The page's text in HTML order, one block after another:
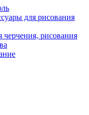
для рисования
рисования